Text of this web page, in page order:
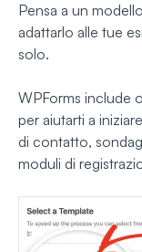
Pensa a un
adattarlo alle tue
solo.
WPForms include
per aiutarti a
di contatto,
moduli di